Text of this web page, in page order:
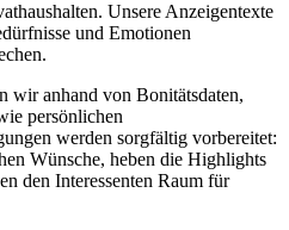
Unsere Anzeigentexte
und Emotionen
wir anhand von Bonitätsdaten,
persönlichen
werden sorgfältig vorbereitet:
Wünsche, heben die Highlights
den Interessenten Raum für